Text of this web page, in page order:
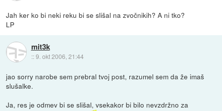
Jah ker ko bi neki reku bi se slišal na zvočnikih? A ni tko?
LP
mit3k
::9. okt 2006, 21:44
jao sorry narobe sem prebral tvoj post, razumel sem da že imaš
slušalke.
Ja, res je odmev bi se slišal, vsekakor bi bilo nevzdržno za